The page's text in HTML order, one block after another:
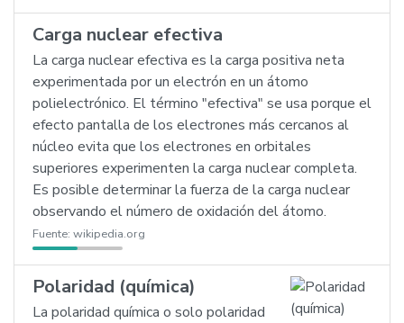
Carga nuclear efectiva
La carga nuclear efectiva es la carga positiva neta
experimentada por un electrón en un átomo
polielectrónico. El término "efectiva" se usa porque el
efecto pantalla de los electrones más cercanos al
núcleo evita que los electrones en orbitales
superiores experimenten la carga nuclear completa.
Es posible determinar la fuerza de la carga nuclear
observando el número de oxidación del átomo.
Fuente: wikipedia.org
Polaridad (química)
La polaridad química o solo polaridad